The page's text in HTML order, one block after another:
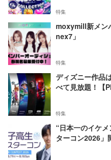
特集
moxymill新メン
nex7」
特集
ディズニー作品
べて見放題！【
特集
“日本一のイケ
ターコン2026」